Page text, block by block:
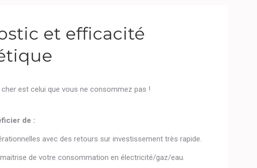
et efficacité
est celui que vous ne consommez pas !
de :
avec des retours sur investissement très rapide.
de votre consommation en électricité/gaz/eau.